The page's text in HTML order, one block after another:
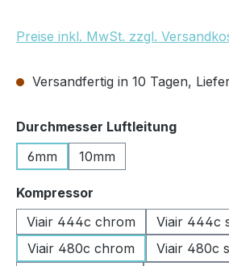
Preise inkl. MwSt. zzgl.
Versandfertig in 10 Tagen,
Durchmesser Luftleitung
6mm
10mm
Kompressor
Viair 444c chrom
Viair 444c
Viair 480c chrom
Viair 480c